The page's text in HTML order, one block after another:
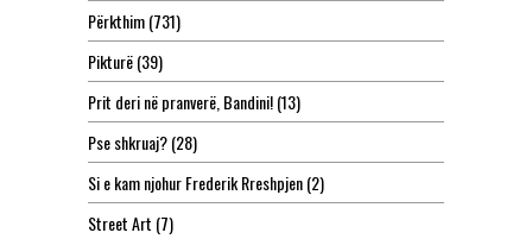
Përkthim(731)
Pikturë(39)
Prit deri në pranverë, Bandini!(13)
Pse shkruaj?(28)
Si e kam njohur Frederik Rreshpjen(2)
Street Art (7)